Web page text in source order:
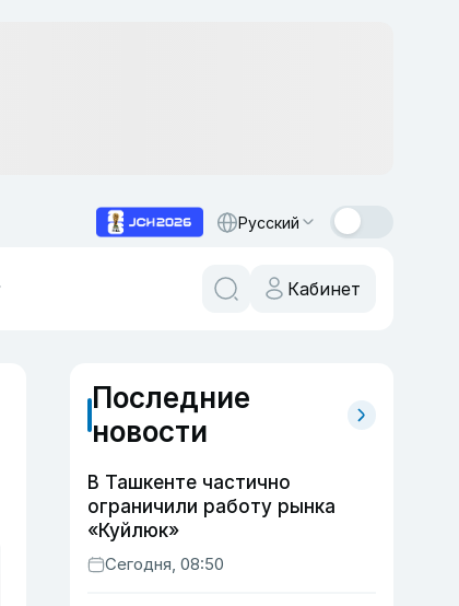
Русский
Кабинет
Последние
новости
В Ташкенте частично
ограничили работу рынка
«Куйлюк»
Сегодня, 08:50